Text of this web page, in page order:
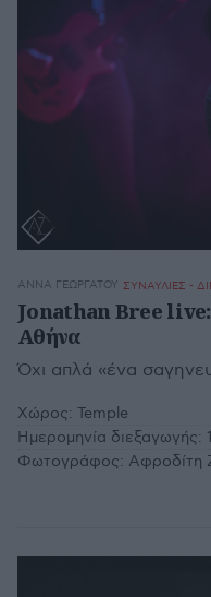
ΆΝΝΑ ΓΕΩΡΓΆΤΟΥ ΣΥΝΑΥΛΙΕΣ -
Jonathan Bree
Αθήνα
Όχι απλά «ένα
Χώρος: Temple
Ημερομηνία διεξαγωγής:
Φωτογράφος: Αφροδίτη